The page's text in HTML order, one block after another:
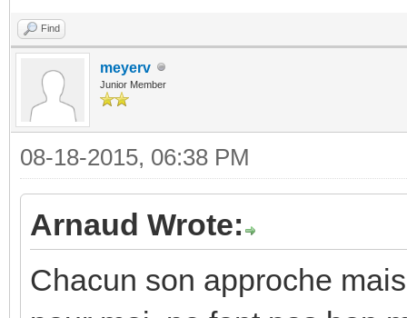
Find
meyerv
Junior Member
08-18-2015, 06:38 PM
Arnaud Wrote:
Chacun son approche